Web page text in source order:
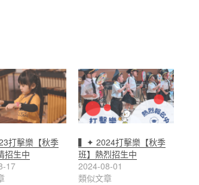
打擊樂【秋季
招生中
17
▍✦ 2024打擊樂【秋季
班】熱烈招生中
2024-08-01
類似文章